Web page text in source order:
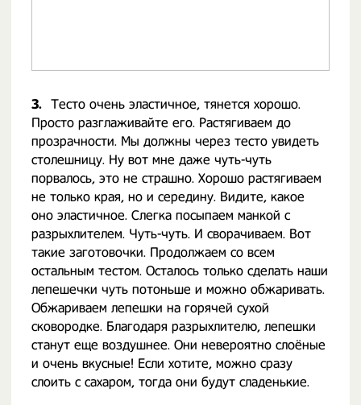
3. Тесто очень эластичное, тянется хорошо.
Просто разглаживайте его. Растягиваем до
прозрачности. Мы должны через тесто увидеть
столешницу. Ну вот мне даже чуть-чуть
порвалось, это не страшно. Хорошо растягиваем
не только края, но и середину. Видите, какое
оно эластичное. Слегка посыпаем манкой с
разрыхлителем. Чуть-чуть. И сворачиваем. Вот
такие заготовочки. Продолжаем со всем
остальным тестом. Осталось только сделать наши
лепешечки чуть потоньше и можно обжаривать.
Обжариваем лепешки на горячей сухой
сковородке. Благодаря разрыхлителю, лепешки
станут еще воздушнее. Они невероятно слоёные
и очень вкусные! Если хотите, можно сразу
слоить с сахаром, тогда они будут сладенькие.